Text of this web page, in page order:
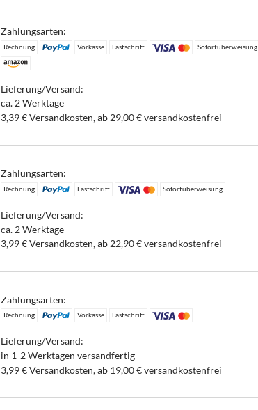
Zahlungsarten:
Rechnung Vorkasse Lastschrift Sofortüberweisung
Lieferung/Versand:
ca. 2 Werktage
3,39 € Versandkosten, ab 29,00 € versandkostenfrei
Zahlungsarten:
Rechnung Lastschrift Sofortüberweisung
Lieferung/Versand:
ca. 2 Werktage
3,99 € Versandkosten, ab 22,90 € versandkostenfrei
Zahlungsarten:
Rechnung Vorkasse Lastschrift
Lieferung/Versand:
in 1-2 Werktagen versandfertig
3,99 € Versandkosten, ab 19,00 € versandkostenfrei